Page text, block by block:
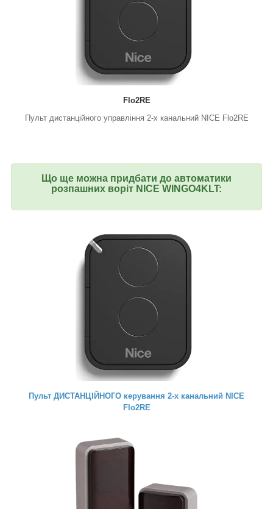
Flo2RE
Пульт дистанційного управління 2-х канальний NICE Flo2RE
Що ще можна придбати до автоматики
розпашних воріт NICE WINGO4KLT:
Пульт ДИСТАНЦІЙНОГО керування 2-х канальний NICE
Flo2RE